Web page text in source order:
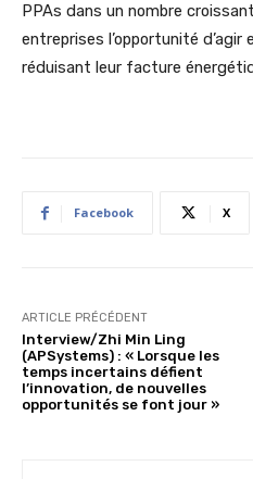
PPAs dans un nombre
entreprises l’opportunité
réduisant leur facture
Facebook X
ARTICLE PRÉCÉDENT
Interview/Zhi Min Ling
(APSystems) : « Lorsque les
temps incertains défient
l’innovation, de nouvelles
opportunités se font jour »